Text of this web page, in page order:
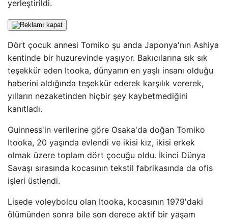
yerleştirildi.
Dört çocuk annesi Tomiko şu anda Japonya'nın Ashiya
kentinde bir huzurevinde yaşıyor. Bakıcılarına sık sık
teşekkür eden Itooka, dünyanın en yaşlı insanı olduğu
haberini aldığında teşekkür ederek karşılık vererek,
yılların nezaketinden hiçbir şey kaybetmediğini
kanıtladı.
Guinness'in verilerine göre Osaka'da doğan Tomiko
Itooka, 20 yaşında evlendi ve ikisi kız, ikisi erkek
olmak üzere toplam dört çocuğu oldu. İkinci Dünya
Savaşı sırasında kocasının tekstil fabrikasında da ofis
işleri üstlendi.
Lisede voleybolcu olan Itooka, kocasının 1979'daki
ölümünden sonra bile son derece aktif bir yaşam